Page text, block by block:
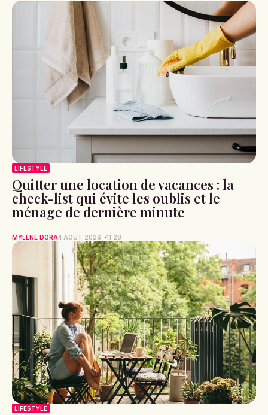
LIFESTYLE
Quitter une location de vacances : la
check-list qui évite les oublis et le
ménage de dernière minute
MYLÈNE DORA4 AOÛT 2026 11:28
LIFESTYLE